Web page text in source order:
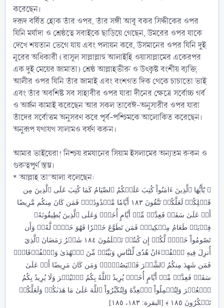
করেছেন।
দরূদ বর্ষিত হোক তাঁর ওপর, তাঁর সঙ্গী আবূ বকর সিদ্দীকের ওপর
যিনি মর্যাদা ও শ্রেষ্ঠত্বে সবাইকে ছাড়িয়ে গেছেন, উমরের ওপর যাকে
দেখে শয়তান ভেগে যায় এবং পলায়ন করে, উসমানের ওপর যিনি দুই
নূরের অধিকারী (রাসূল সাল্লাল্লাহু আলাইহি ওয়াসাল্লামের একেরপর
এক দুই মেয়ের জামাতা) শ্রেষ্ঠ আল্লাহভীরু ও উৎকৃষ্ট বংশীয় ব্যক্তি,
আলীর ওপর যিনি তাঁর জামাই এবং বংশগত দিক থেকে চাচাতো ভাই
এবং তাঁর অবশিষ্ট সব সাহাবীর ওপর যারা দীনের ক্ষেত্রে সর্বোচ্চ গর্ব
ও অর্জন কামাই করেছেন আর সকল তাবেঈ-অনুসারীর ওপর যারা
তাঁদের সর্বোত্তম অনুসরণ করে পূর্ব-পশ্চিমকে আলোকিত করেছেন।
অনুরূপ যথাযথ সালামও বর্ষণ করুন।
আমার ভাইয়েরা! নিশ্চয় রমযানের সিয়াম ইসলামের অন্যতম রুকন ও
গুরুত্বপূর্ণ স্তম্ভ।
* আল্লাহ তা‘আলা বলেছেন:
﴿ يَٰٓأَيُّهَا ٱلَّذِينَ ءَامَنُواْ كُتِبَ عَلَيۡكُمُ ٱلصِّيَامُ كَمَا كُتِبَ عَلَى ٱلَّذِينَ مِن
قَبۡلِكُمۡ لَعَلَّكُمۡ تَتَّقُونَ ١٨٣ أَيَّامٗا مَّعۡدُودَٰتٖۚ فَمَن كَانَ مِنكُم مَّرِيضًا
أَوۡ عَلَىٰ سَفَرٖ فَعِدَّةٞ مِّنۡ أَيَّامٍ أُخَرَۚ وَعَلَى ٱلَّذِينَ يُطِيقُونَهُۥ
فِدۡيَةٞ طَعَامُ مِسۡكِينٖۖ فَمَن تَطَوَّعَ خَيۡرٗا فَهُوَ خَيۡرٞ لَّهُۥۚ وَأَن
تَصُومُواْ خَيۡرٞ لَّكُمۡ إِن كُنتُمۡ تَعۡلَمُونَ ١٨٤ شَهۡرُ رَمَضَانَ ٱلَّذِيٓ
أُنزِلَ فِيهِ ٱلۡقُرۡءَانُ هُدٗى لِّلنَّاسِ وَبَيِّنَٰتٖ مِّنَ ٱلۡهُدَىٰ وَٱلۡفُرۡقَانِۚ
فَمَن شَهِدَ مِنكُمُ ٱلشَّهۡرَ فَلۡيَصُمۡهُۖ وَمَن كَانَ مَرِيضًا أَوۡ عَلَىٰ
سَفَرٖ فَعِدَّةٞ مِّنۡ أَيَّامٍ أُخَرَۗ يُرِيدُ ٱللَّهُ بِكُمُ ٱلۡيُسۡرَ وَلَا يُرِيدُ بِكُمُ
ٱلۡعُسۡرَ وَلِتُكۡمِلُواْ ٱلۡعِدَّةَ وَلِتُكَبِّرُواْ ٱللَّهَ عَلَىٰ مَا هَدَىٰكُمۡ وَلَعَلَّكُمۡ
تَشۡكُرُونَ ١٨٥ ﴾ [البقرة: ١٨٣، ١٨٥]